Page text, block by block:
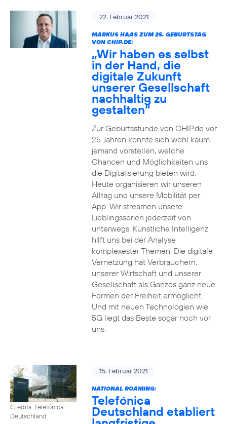
22. Februar 2021
MARKUS HAAS ZUM 25. GEBURTSTAG
VON CHIP.DE:
„Wir haben es selbst
in der Hand, die
digitale Zukunft
unserer Gesellschaft
nachhaltig zu
gestalten“
Zur Geburtsstunde von CHIP.de vor
25 Jahren konnte sich wohl kaum
jemand vorstellen, welche
Chancen und Möglichkeiten uns
die Digitalisierung bieten wird.
Heute organisieren wir unseren
Alltag und unsere Mobilität per
App. Wir streamen unsere
Lieblingsserien jederzeit von
unterwegs. Künstliche Intelligenz
hilft uns bei der Analyse
komplexester Themen. Die digitale
Vernetzung hat Verbrauchern,
unserer Wirtschaft und unserer
Gesellschaft als Ganzes ganz neue
Formen der Freiheit ermöglicht.
Und mit neuen Technologien wie
5G liegt das Beste sogar noch vor
uns.
Credits: Telefónica
Deutschland
15. Februar 2021
NATIONAL ROAMING:
Telefónica
Deutschland etabliert